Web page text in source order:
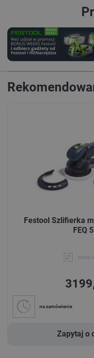
Festool Szlifierka
FEQ
dodaj
na zamówienie
Zapytaj o